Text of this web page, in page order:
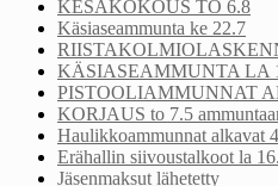
KESÄKOKOUS TO 6.8
Käsiaseammunta ke 22.7
KÄSIASEAMMUNTA LA
PISTOOLIAMMUNNAT
KORJAUS to 7.5
Haulikkoammunnat alkavat
Erähallin siivoustalkoot la
Jäsenmaksut lähetetty